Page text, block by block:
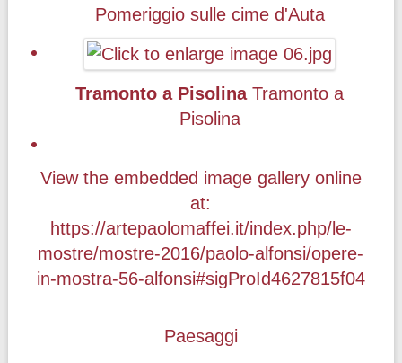
Pomeriggio sulle cime d'Auta
Tramonto a Pisolina Tramonto a
Pisolina
View the embedded image gallery online
at:
https://artepaolomaffei.it/index.php/le-
mostre/mostre-2016/paolo-alfonsi/opere-
in-mostra-56-alfonsi#sigProId4627815f04
Paesaggi